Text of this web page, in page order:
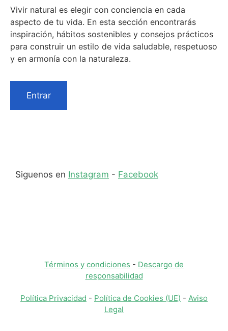
Vivir natural es elegir con conciencia en cada
aspecto de tu vida. En esta sección encontrarás
inspiración, hábitos sostenibles y consejos prácticos
para construir un estilo de vida saludable, respetuoso
y en armonía con la naturaleza.
Entrar
Siguenos en Instagram - Facebook
Términos y condiciones - Descargo de
responsabilidad
Política Privacidad - Política de Cookies (UE) - Aviso
Legal